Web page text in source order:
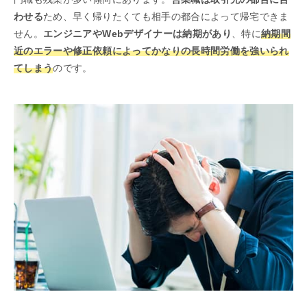
わせるため、早く帰りたくても相手の都合によって帰宅できま
せん。 エンジニアやWebデザイナーは納期があり 、特に納期間
近のエラーや修正依頼によってかなりの長時間労働を強いられ
てしまうのです。